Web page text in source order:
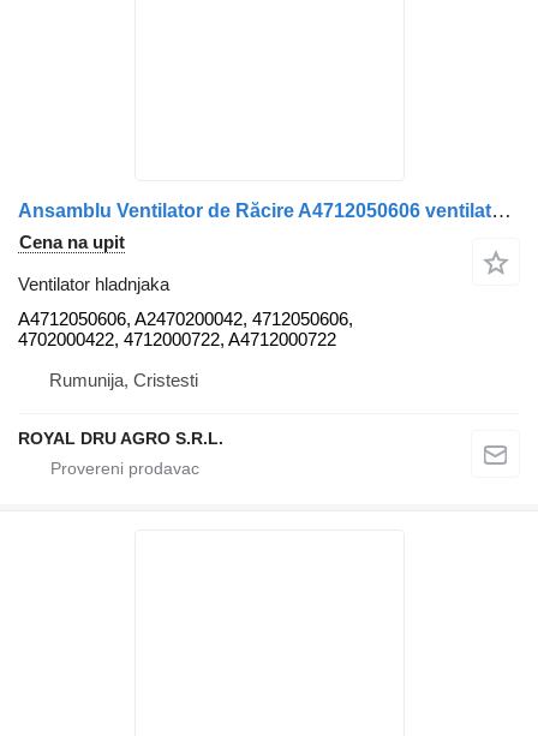
Ansamblu Ventilator de Răcire A4712050606 ventilator hladnjaka za Mercedes-Benz A4712050606 / A2470200042 kamiona
Cena na upit
Ventilator hladnjaka
A4712050606, A2470200042, 4712050606,
4702000422, 4712000722, A4712000722
Rumunija, Cristesti
ROYAL DRU AGRO S.R.L.